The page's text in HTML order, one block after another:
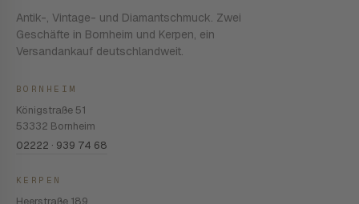
Antik-, Vintage- und Diamantschmuck. Zwei
Geschäfte in Bornheim und Kerpen, ein
Versandankauf deutschlandweit.
BORNHEIM
Königstraße 51
53332 Bornheim
02222 · 939 74 68
KERPEN
Heerstraße 189